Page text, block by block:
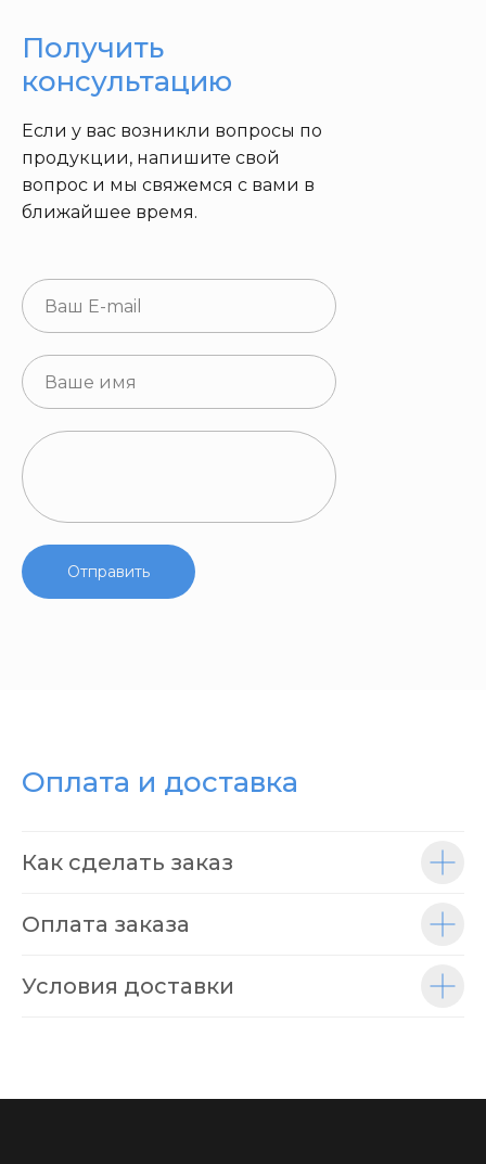
Отправить
Если у вас возникли вопросы по
продукции, напишите свой
вопрос и мы свяжемся с вами в
ближайшее время.
Получить
консультацию
Оплата и доставка
Как сделать заказ
Оплата заказа
Условия доставки